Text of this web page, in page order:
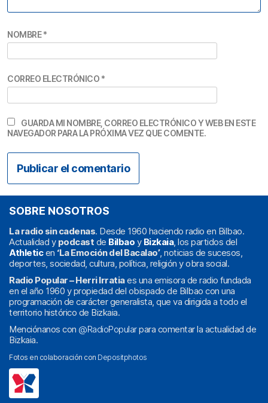
NOMBRE*
CORREO ELECTRÓNICO *
GUARDA MI NOMBRE, CORREO ELECTRÓNICO Y WEB EN ESTE
NAVEGADOR PARA LA PRÓXIMA VEZ QUE COMENTE.
SOBRE NOSOTROS
La radio sin cadenas. Desde 1960 haciendo radio en Bilbao.
Actualidad y podcast de Bilbao y Bizkaia, los partidos del
Athleticen ‘La Emoción del Bacalao’, noticias de sucesos,
deportes, sociedad, cultura, política, religión y obra social.
Radio Popular – Herri Irratiaes una emisora de radio fundada
en el año 1960 y propiedad del obispado de Bilbao con una
programación de carácter generalista, que va dirigida a todo el
territorio histórico de Bizkaia.
Menciónanos con @RadioPopularpara comentar la actualidad de
Bizkaia.
Fotos en colaboración con Depositphotos